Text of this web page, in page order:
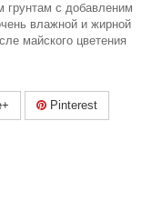
грунтам с добавленим
влажной и жирной
майского цветения
Pinterest